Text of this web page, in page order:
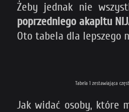
Żeby jednak nie
poprzedniego akapitu
Oto tabela dla lepszego
Tabela 1 zestawiająca
Jak widać osoby, które